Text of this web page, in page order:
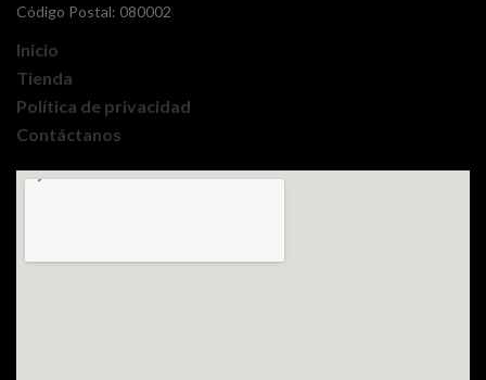
Código Postal: 080002
Inicio
Tienda
Política de privacidad
Contáctanos